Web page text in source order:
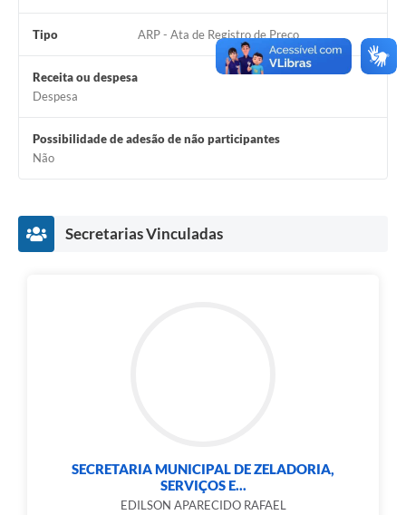
Tipo ARP - Ata de Registro de Preço
Receita ou despesa
Despesa
Possibilidade de adesão de não participantes
Não
Secretarias Vinculadas
SECRETARIA MUNICIPAL DE ZELADORIA,
SERVIÇOS E...
EDILSON APARECIDO RAFAEL